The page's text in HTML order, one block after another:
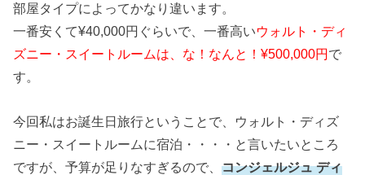
部屋タイプによってかなり違います。
一番安くて¥40,000円ぐらいで、一番高いウォルト・ディ
ズニー・スイートルームは、な！なんと！¥500,000円で
す。
今回私はお誕生日旅行ということで、ウォルト・ディズ
ニー・スイートルームに宿泊・・・・と言いたいところ
ですが、予算が足りなすぎるので、コンジェルジュ ディ